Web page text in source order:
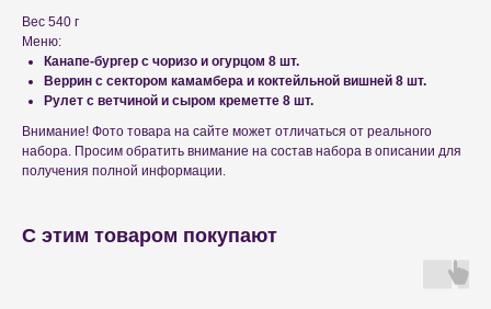
Вес 540 г
Меню:
Канапе-бургер с чоризо и огурцом 8 шт.
Веррин с сектором камамбера и коктейльной вишней 8 шт.
Рулет с ветчиной и сыром креметте 8 шт.
Внимание! Фото товара на сайте может отличаться от реального
набора. Просим обратить внимание на состав набора в описании для
получения полной информации.
С этим товаром покупают